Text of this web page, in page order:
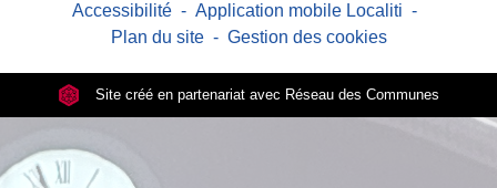
Accessibilité - Application mobile Localiti -
Plan du site - Gestion des cookies
Site créé en partenariat avec Réseau des Communes